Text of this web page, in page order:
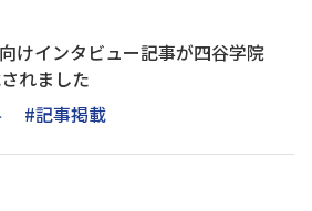
けインタビュー記事が四谷学院
れました
#記事掲載